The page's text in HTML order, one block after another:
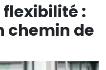
:
chemin de